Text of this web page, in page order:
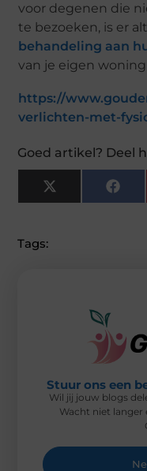
voor degenen die
te bezoeken, is er
behandeling aan
van je eigen
https://
verlichten-met-
Goed artikel? Deel
X
(
F
A
Tags:
Stuur ons een
Wil jij jouw blogs
Wacht niet langer